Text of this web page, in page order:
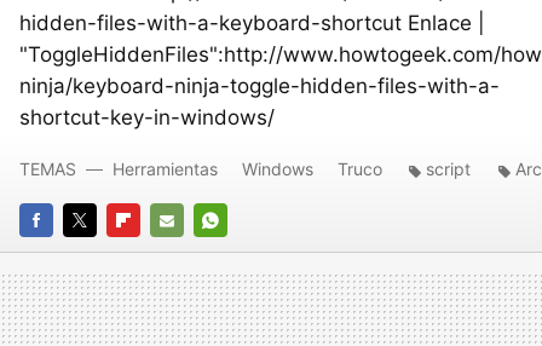
hidden-files-with-a-keyboard-shortcut Enlace |
"ToggleHiddenFiles":http://www.howtogeek.com/
ninja/keyboard-ninja-toggle-hidden-files-with-a-
shortcut-key-in-windows/
FACEBOOK
TWITTERFLIPBOARD
E-
MAIL
WHATSAPP
TEMAS Herramientas Windows Truco script